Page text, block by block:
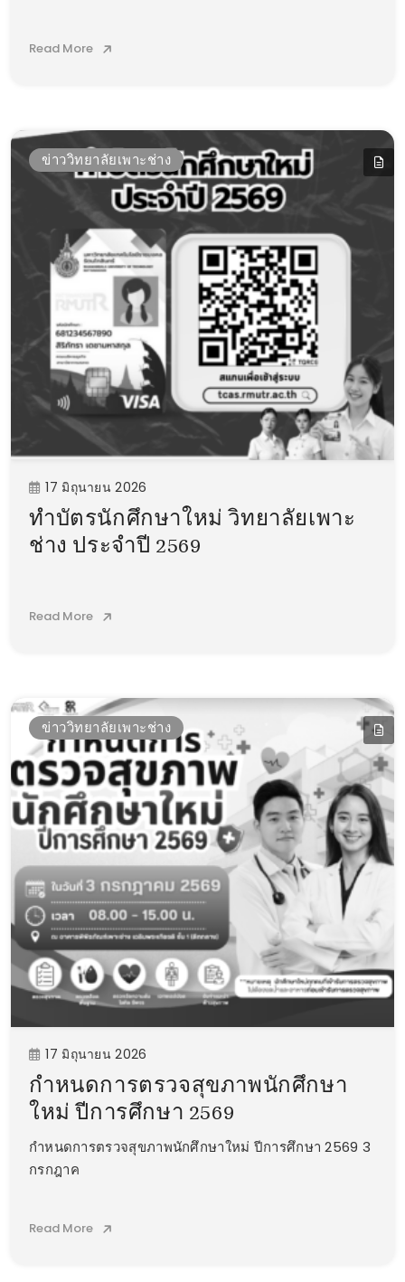
Read More
ข่าววิทยาลัยเพาะช่าง
17 มิถุนายน 2026
ทำบัตรนักศึกษาใหม่ วิทยาลัยเพาะ
ช่าง ประจำปี 2569
Read More
ข่าววิทยาลัยเพาะช่าง
17 มิถุนายน 2026
กำหนดการตรวจสุขภาพนักศึกษา
ใหม่ ปีการศึกษา 2569
กำหนดการตรวจสุขภาพนักศึกษาใหม่ ปีการศึกษา 2569 3
กรกฎาค
Read More